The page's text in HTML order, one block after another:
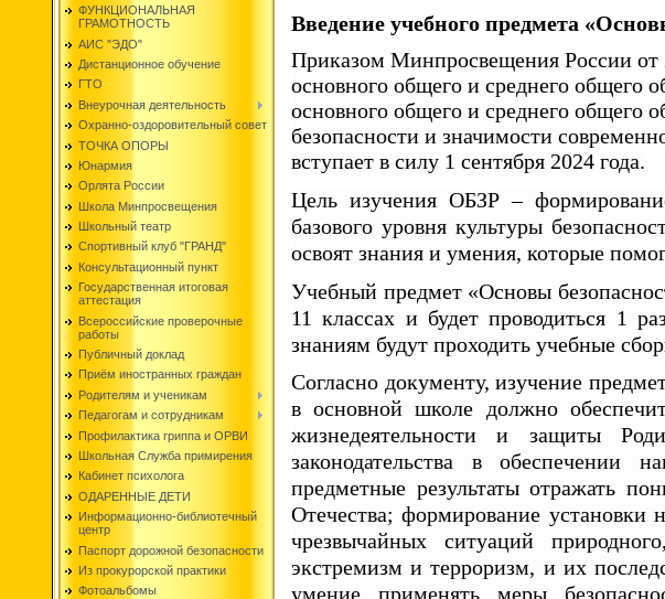
ФУНКЦИОНАЛЬНАЯ
ГРАМОТНОСТЬ
АИС "ЭДО"
Дистанционное обучение
ГТО
Внеурочная деятельность
Охранно-оздоровительный совет
ТОЧКА ОПОРЫ
Юнармия
Орлята России
Школа Минпросвещения
Школьный театр
Спортивный клуб "ГРАНД"
Консультационный пункт
Государственная итоговая
аттестация
Всероссийские проверочные
работы
Публичный доклад
Приём иностранных граждан
Родителям и ученикам
Педагогам и сотрудникам
Профилактика гриппа и ОРВИ
Школьная Служба примирения
Кабинет психолога
ОДАРЕННЫЕ ДЕТИ
Информационно-библиотечный
центр
Паспорт дорожной безопасности
Из прокурорской практики
Фотоальбомы
Введение учебного предмета
Приказом Минпросвещения России
основного общего и среднего общего
основного общего и среднего общего
безопасности и значимости
вступает в силу 1 сентября 2024 года.
Цель изучения ОБЗР –
базового уровня культуры
освоят знания и умения, которые
Учебный предмет «Основы
11 классах и будет проводиться 1
знаниям будут проходить учебные
Согласно документу, изучение
в основной школе должно
жизнедеятельности и защиты
законодательства в обеспечении
предметные результаты отражать
Отечества; формирование
чрезвычайных ситуаций
экстремизм и терроризм, и их
умение применять меры